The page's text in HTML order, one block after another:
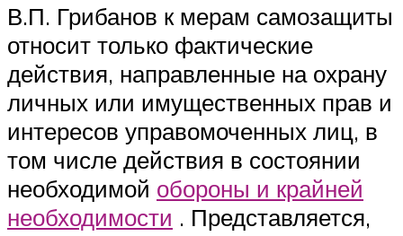
В.П. Грибанов к мерам самозащиты
относит только фактические
действия, направленные на охрану
личных или имущественных прав и
интересов управомоченных лиц, в
том числе действия в состоянии
необходимой обороны и крайней
необходимости . Представляется,